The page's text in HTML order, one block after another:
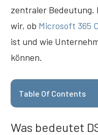
zentraler Bedeutung.
wir, ob Microsoft 365
ist und wie
können.
Table Of Contents
Was bedeutet